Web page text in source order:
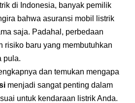
di Indonesia, banyak pemilik
bahwa asuransi mobil listrik
saja. Padahal, perbedaan
risiko baru yang membutuhkan
pula.
dan temukan mengapa
menjadi sangat penting dalam
untuk kendaraan listrik Anda.